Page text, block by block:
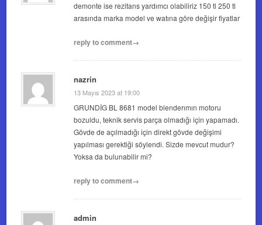
demonte ise rezitans yardımcı olabiliriz 150 tl 250 tl
arasında marka model ve watına göre değişir fiyatlar
reply to comment→
nazrin
13 Mayıs 2023 at 19:00
GRUNDİG BL 8681 model blenderımın motoru
bozuldu, teknik servis parça olmadığı için yapamadı.
Gövde de açılmadığı için direkt gövde değişimi
yapılması gerektiği söylendi. Sizde mevcut mudur?
Yoksa da bulunabilir mi?
reply to comment→
admin